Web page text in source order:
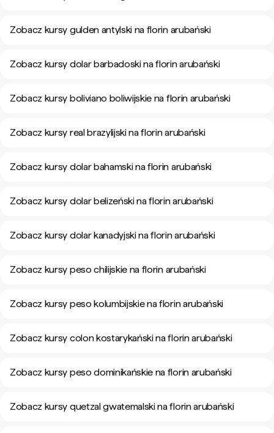
Zobacz kursy gulden antylski na florin arubański
Zobacz kursy dolar barbadoski na florin arubański
Zobacz kursy boliviano boliwijskie na florin arubański
Zobacz kursy real brazylijski na florin arubański
Zobacz kursy dolar bahamski na florin arubański
Zobacz kursy dolar belizeński na florin arubański
Zobacz kursy dolar kanadyjski na florin arubański
Zobacz kursy peso chilijskie na florin arubański
Zobacz kursy peso kolumbijskie na florin arubański
Zobacz kursy colon kostarykański na florin arubański
Zobacz kursy peso dominikańskie na florin arubański
Zobacz kursy quetzal gwatemalski na florin arubański